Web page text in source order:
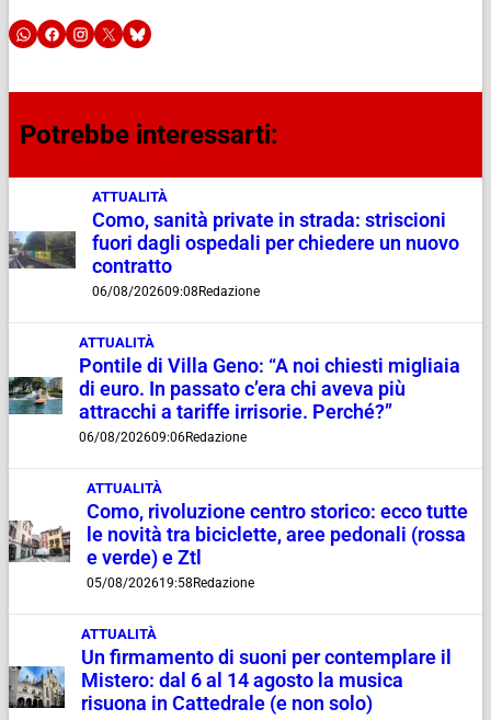
Potrebbe interessarti:
ATTUALITÀ
Como, sanità private in strada: striscioni
fuori dagli ospedali per chiedere un nuovo
contratto
06/08/202609:08 Redazione
ATTUALITÀ
Pontile di Villa Geno: “A noi chiesti migliaia
di euro. In passato c’era chi aveva più
attracchi a tariffe irrisorie. Perché?”
06/08/202609:06Redazione
ATTUALITÀ
Como, rivoluzione centro storico: ecco tutte
le novità tra biciclette, aree pedonali (rossa
e verde) e Ztl
05/08/202619:58 Redazione
ATTUALITÀ
Un firmamento di suoni per contemplare il
Mistero: dal 6 al 14 agosto la musica
risuona in Cattedrale (e non solo)